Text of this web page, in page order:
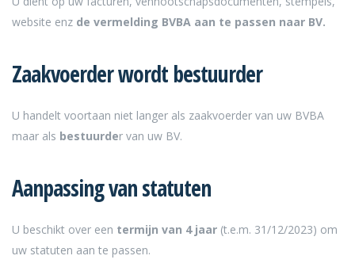
website enz de vermelding BVBA aan te passen naar BV.
Zaakvoerder wordt bestuurder
U handelt voortaan niet langer als zaakvoerder van uw BVBA
maar als bestuurder van uw BV.
Aanpassing van statuten
U beschikt over een termijn van 4 jaar (t.e.m. 31/12/2023) om
uw statuten aan te passen.